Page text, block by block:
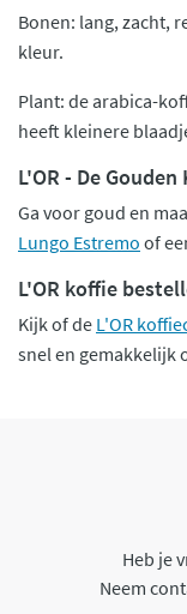
Bonen: lang, zacht,
kleur.
Plant: de arabica-
heeft kleinere
L'OR - De
Ga voor goud en
Lungo Estremo of
L'OR koffie
Kijk of de L'OR
snel en gemakkelijk
Heb je
Neem